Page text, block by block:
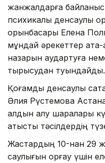
жанжалдарға
психикалық денсаулық
орынбасары Елена
мұндай әрекеттер
назарын аудартуға
тырысудан туындайды.
Қоғамдық денсаулық
Әлия Рүстемова
алдын алу шаралары
қатысты тәсілдердің
Жастардың 10-нан 29
саулығын қорғау үшін